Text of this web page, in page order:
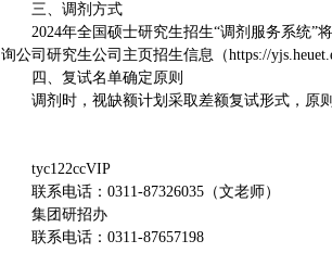
三、调剂方式
2024年全国硕士研究生招生“调剂服务系统”
询公司研究生公司主页招生信息（https://
四、复试名单确定原则
调剂时，视缺额计划采取差额复试形式，原
tyc122ccVIP
联系电话：0311-87326035（文老师）
集团研招办
联系电话：0311-87657198